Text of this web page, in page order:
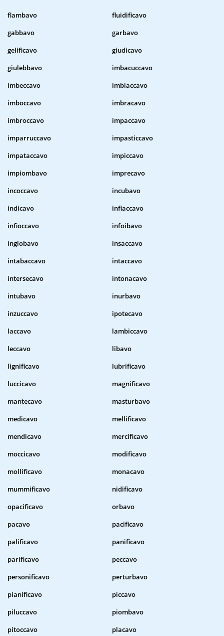
flambavo
fluidificavo
gabbavo
garbavo
gelificavo
giudicavo
giulebbavo
imbacuccavo
imbeccavo
imbiaccavo
imboccavo
imbracavo
imbroccavo
impaccavo
imparruccavo
impasticcavo
impataccavo
impiccavo
impiombavo
imprecavo
incoccavo
incubavo
indicavo
infiaccavo
infioccavo
infoibavo
inglobavo
insaccavo
intabaccavo
intaccavo
intersecavo
intonacavo
intubavo
inurbavo
inzuccavo
ipotecavo
laccavo
lambiccavo
leccavo
libavo
lignificavo
lubrificavo
luccicavo
magnificavo
mantecavo
masturbavo
medicavo
mellificavo
mendicavo
mercificavo
moccicavo
modificavo
mollificavo
monacavo
mummificavo
nidificavo
opacificavo
orbavo
pacavo
pacificavo
palificavo
panificavo
parificavo
peccavo
personificavo
perturbavo
pianificavo
piccavo
piluccavo
piombavo
pitoccavo
placavo